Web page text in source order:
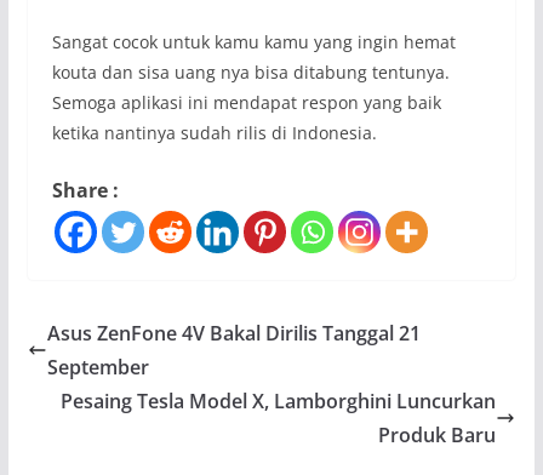
Sangat cocok untuk kamu kamu yang ingin hemat
kouta dan sisa uang nya bisa ditabung tentunya.
Semoga aplikasi ini mendapat respon yang baik
ketika nantinya sudah rilis di Indonesia.
Share :
Asus ZenFone 4V Bakal Dirilis Tanggal 21
September
Pesaing Tesla Model X, Lamborghini Luncurkan
Produk Baru